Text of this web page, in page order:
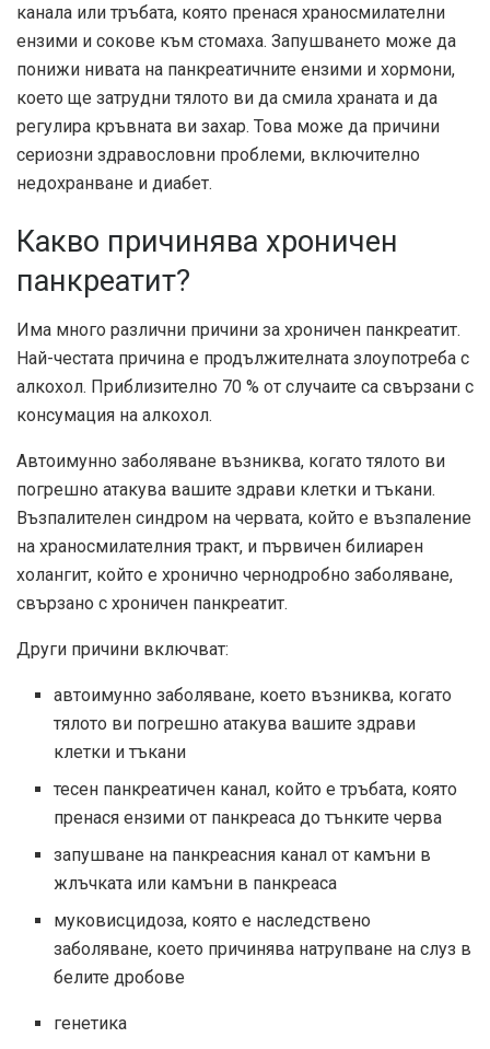
канала или тръбата, която пренася храносмилателни
ензими и сокове към стомаха. Запушването може да
понижи нивата на панкреатичните ензими и хормони,
което ще затрудни тялото ви да смила храната и да
регулира кръвната ви захар. Това може да причини
сериозни здравословни проблеми, включително
недохранване и диабет.
Какво причинява хроничен
панкреатит?
Има много различни причини за хроничен панкреатит.
Най-честата причина е продължителната злоупотреба с
алкохол. Приблизително 70 % от случаите са свързани с
консумация на алкохол.
Автоимунно заболяване възниква, когато тялото ви
погрешно атакува вашите здрави клетки и тъкани.
Възпалителен синдром на червата, който е възпаление
на храносмилателния тракт, и първичен билиарен
холангит, който е хронично чернодробно заболяване,
свързано с хроничен панкреатит.
Други причини включват:
автоимунно заболяване, което възниква, когато
тялото ви погрешно атакува вашите здрави
клетки и тъкани
тесен панкреатичен канал, който е тръбата, която
пренася ензими от панкреаса до тънките черва
запушване на панкреасния канал от камъни в
жлъчката или камъни в панкреаса
муковисцидоза, която е наследствено
заболяване, което причинява натрупване на слуз в
белите дробове
генетика